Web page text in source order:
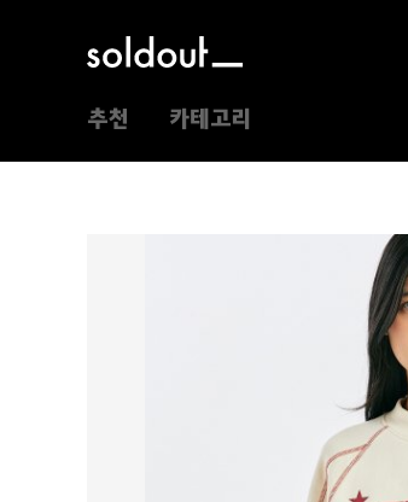
추천 카테고리